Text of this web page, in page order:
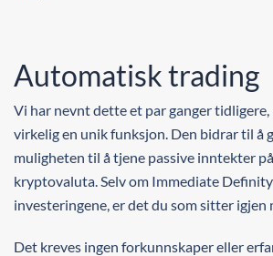
Automatisk trading
Vi har nevnt dette et par ganger
virkelig en unik funksjon. Den bidrar til å
muligheten til å tjene passive inntekter
kryptovaluta. Selv om Immediate
investeringene, er det du som sitter igjen
Det kreves ingen forkunnskaper eller